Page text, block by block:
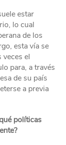
estar
lo cual
de los
esta vía se
veces el
para, a través
de su país
a previa
políticas